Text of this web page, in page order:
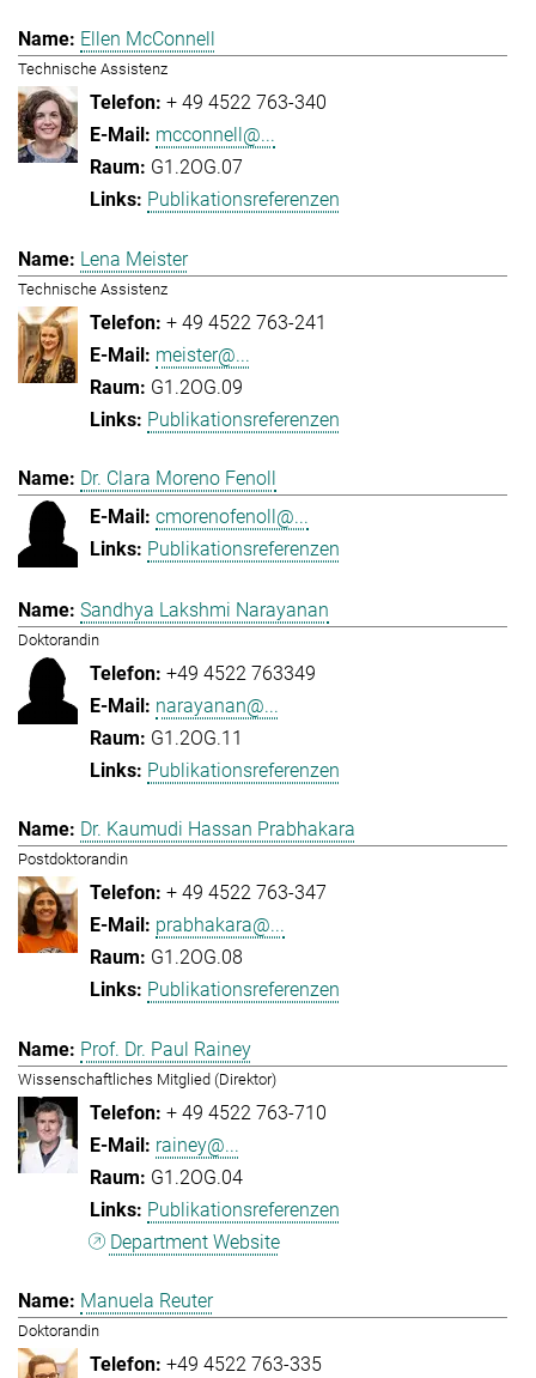
Ellen McConnell
Technische Assistenz
+ 49 4522 763-340
mcconnell@...
G1.2OG.07
Publikationsreferenzen
Lena Meister
Technische Assistenz
+ 49 4522 763-241
meister@...
G1.2OG.09
Publikationsreferenzen
Dr. Clara Moreno Fenoll
cmorenofenoll@...
Publikationsreferenzen
Sandhya Lakshmi Narayanan
Doktorandin
+49 4522 763349
narayanan@...
G1.2OG.11
Publikationsreferenzen
Dr. Kaumudi Hassan Prabhakara
Postdoktorandin
+ 49 4522 763-347
prabhakara@...
G1.2OG.08
Publikationsreferenzen
Prof. Dr. Paul Rainey
Wissenschaftliches Mitglied (Direktor)
+ 49 4522 763-710
rainey@...
G1.2OG.04
Publikationsreferenzen
Department Website
Manuela Reuter
Doktorandin
+49 4522 763-335